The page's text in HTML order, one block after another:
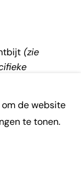
de website
te tonen.
(zie